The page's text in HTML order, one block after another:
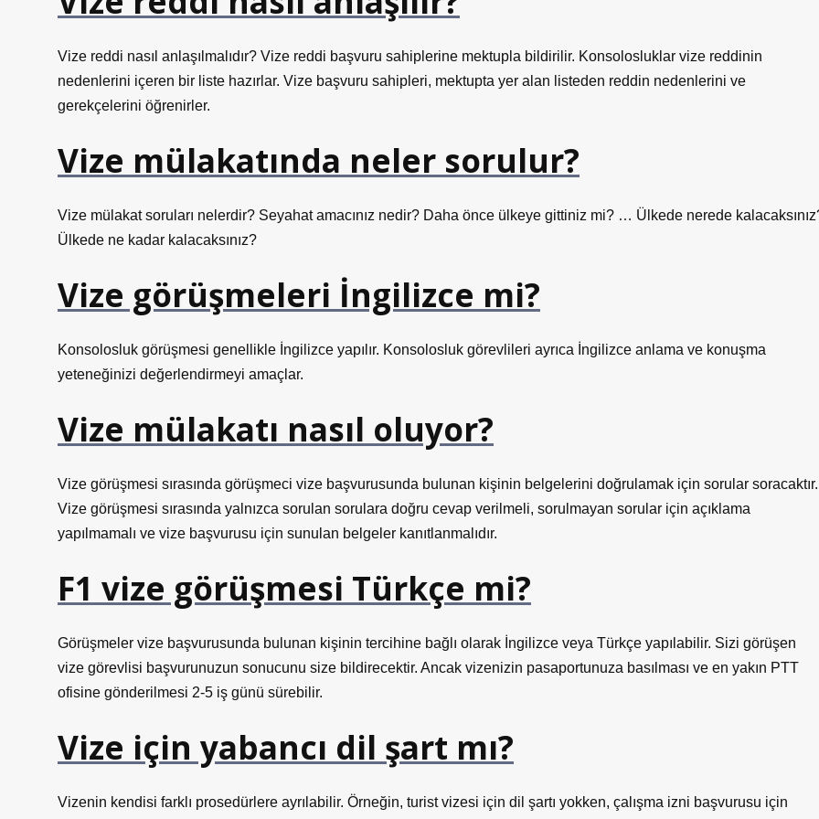
Vize reddi nasıl anlaşılmalıdır? Vize reddi başvuru sahiplerine mektupla bildirilir. Konsolosluklar vize reddinin
nedenlerini içeren bir liste hazırlar. Vize başvuru sahipleri, mektupta yer alan listeden reddin nedenlerini ve
gerekçelerini öğrenirler.
Vize mülakatında neler sorulur?
Vize mülakat soruları nelerdir? Seyahat amacınız nedir? Daha önce ülkeye gittiniz mi? … Ülkede nerede
Ülkede ne kadar kalacaksınız?
Vize görüşmeleri İngilizce mi?
Konsolosluk görüşmesi genellikle İngilizce yapılır. Konsolosluk görevlileri ayrıca İngilizce anlama ve konuşma
yeteneğinizi değerlendirmeyi amaçlar.
Vize mülakatı nasıl oluyor?
Vize görüşmesi sırasında görüşmeci vize başvurusunda bulunan kişinin belgelerini doğrulamak için sorular soracaktır.
Vize görüşmesi sırasında yalnızca sorulan sorulara doğru cevap verilmeli, sorulmayan sorular için açıklama
yapılmamalı ve vize başvurusu için sunulan belgeler kanıtlanmalıdır.
F1 vize görüşmesi Türkçe mi?
Görüşmeler vize başvurusunda bulunan kişinin tercihine bağlı olarak İngilizce veya Türkçe yapılabilir. Sizi görüşen
vize görevlisi başvurunuzun sonucunu size bildirecektir. Ancak vizenizin pasaportunuza basılması ve en yakın PTT
ofisine gönderilmesi 2-5 iş günü sürebilir.
Vize için yabancı dil şart mı?
Vizenin kendisi farklı prosedürlere ayrılabilir. Örneğin, turist vizesi için dil şartı yokken, çalışma izni başvurusu için